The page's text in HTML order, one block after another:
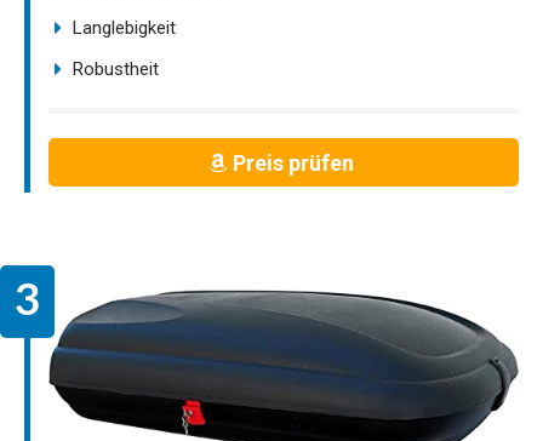
Langlebigkeit
Robustheit
Preis prüfen